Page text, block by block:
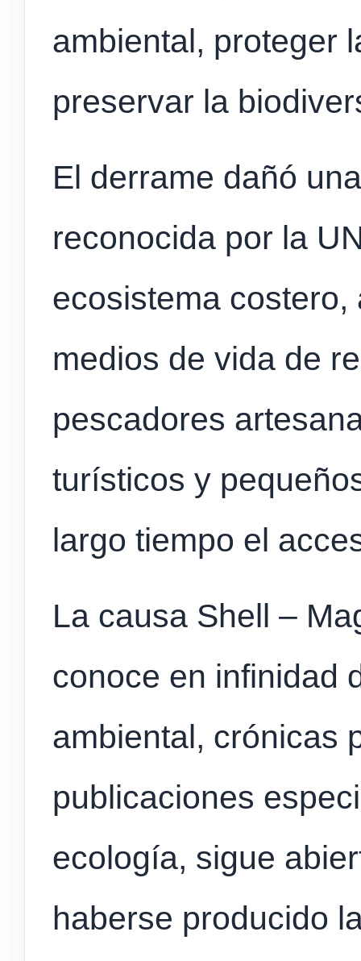
ambiental, proteger
preservar la
El derrame dañó
reconocida por la
ecosistema
medios de vida de
pescadores
turísticos y
largo tiempo el
La causa Shell –
conoce en infinidad
ambiental, crónicas
publicaciones
ecología, sigue
haberse producido